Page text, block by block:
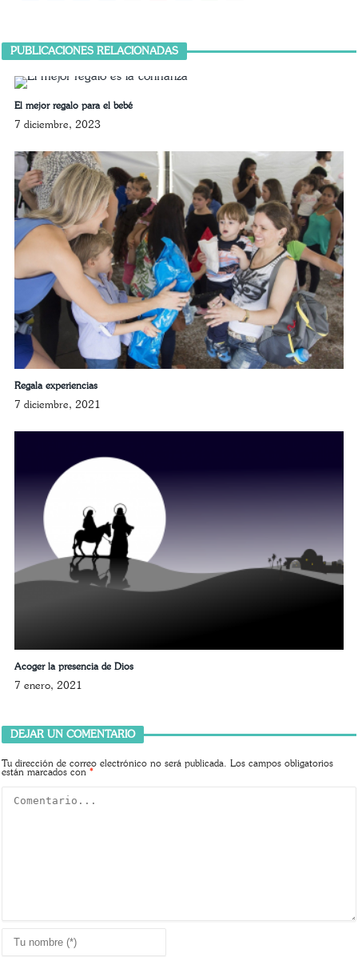
PUBLICACIONES RELACIONADAS
El mejor regalo para el bebé
7 diciembre, 2023
Regala experiencias
7 diciembre, 2021
Acoger la presencia de Dios
7 enero, 2021
DEJAR UN COMENTARIO
Tu dirección de correo electrónico no será publicada.
Los campos obligatorios
están marcados con*